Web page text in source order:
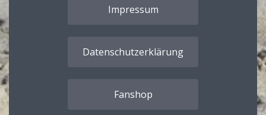
Impressum
Datenschutzerklärung
Fanshop